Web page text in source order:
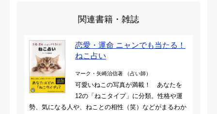
関連書籍・雑誌
恋愛・運命 ニャンでも当たる！
ねこ占い
マーク・矢崎治信著 （占い師）
可愛いねこの写真が満載！ あなたを
12の「ねこタイプ」に分類。性格や運
勢、気になる人や、ねことの相性（笑）などがまるわか